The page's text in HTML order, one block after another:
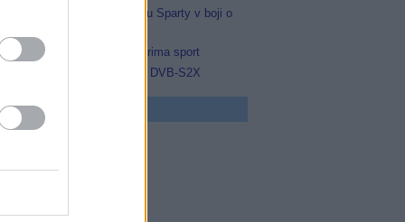
Prima sport odvysílá i odvetu Sparty v boji o
TV potvrdil zařazení Prima sport
Televisa Networks přešla na DVB-S2X
program
MOST! (6/8)